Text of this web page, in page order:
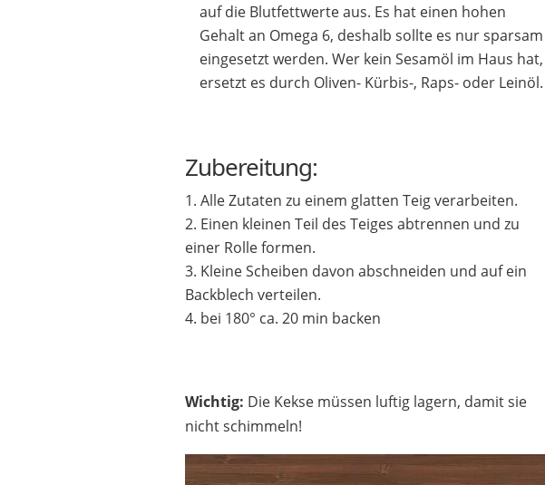
auf die Blutfettwerte aus. Es hat einen hohen
Gehalt an Omega 6, deshalb sollte es nur sparsam
eingesetzt werden. Wer kein Sesamöl im Haus hat,
ersetzt es durch Oliven- Kürbis-, Raps- oder Leinöl.
Zubereitung:
Alle Zutaten zu einem glatten Teig verarbeiten.
Einen kleinen Teil des Teiges abtrennen und zu
einer Rolle formen.
Kleine Scheiben davon abschneiden und auf ein
Backblech verteilen.
bei 180° ca. 20 min backen
Wichtig: Die Kekse müssen luftig lagern, damit sie
nicht schimmeln!